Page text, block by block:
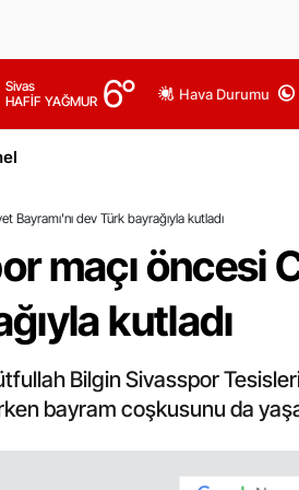
Sivas
HAFİF YAĞMUR 6° Hava Durumu
Bayramı'nı dev Türk bayrağıyla kutladı
maçı öncesi
kutladı
Bilgin Sivasspor
bayram coşkusunu da